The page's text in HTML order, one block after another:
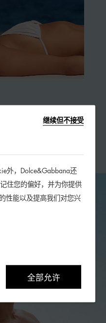
Steiner 执导的
广告世界。
继续但不接受
外，Dolce&Gabbana还
住您的偏好，并为你提供
性能以及提高我们对您兴
全部允许